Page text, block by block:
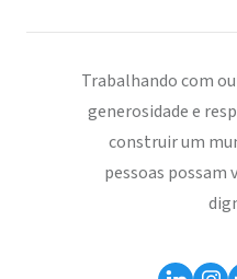
Trabalhando com
generosidade e
construir um
pessoas possam